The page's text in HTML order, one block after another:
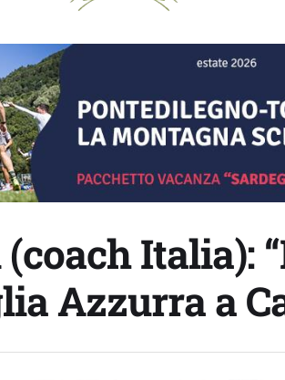
Italia):
Azzurra a